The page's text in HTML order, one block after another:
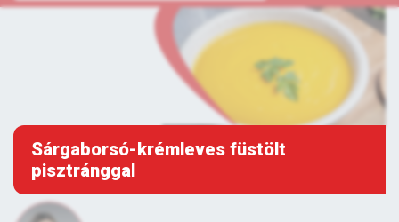
Sárgaborsó-krémleves füstölt
pisztránggal